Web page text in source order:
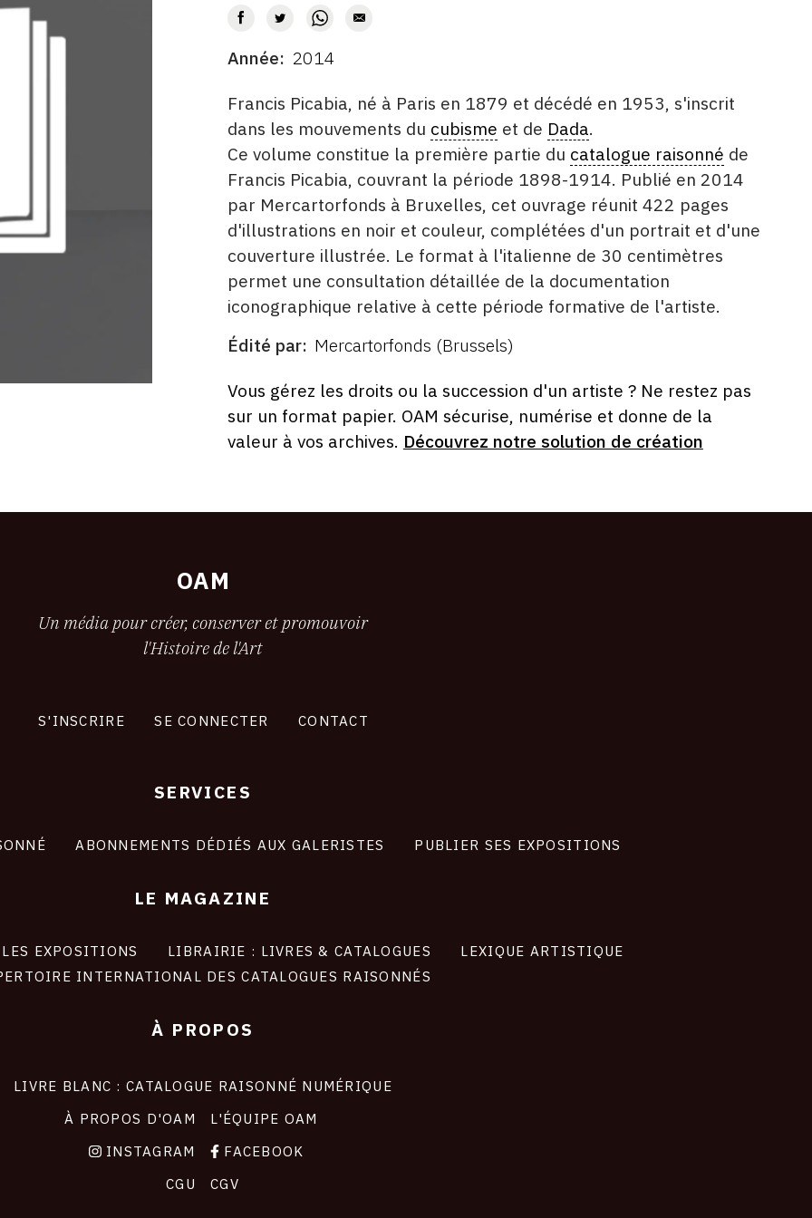
AUTEUR
DATE
Année 2014
DESCRITPTION
Francis Picabia, né à Paris en 1879 et décédé en 1953, s'inscrit
dans les mouvements du cubisme et de Dada.
Ce volume constitue la première partie du catalogue raisonné de
Francis Picabia, couvrant la période 1898-1914. Publié en 2014
par Mercartorfonds à Bruxelles, cet ouvrage réunit 422 pages
d'illustrations en noir et couleur, complétées d'un portrait et d'une
couverture illustrée. Le format à l'italienne de 30 centimètres
permet une consultation détaillée de la documentation
iconographique relative à cette période formative de l'artiste.
ÉDITÉ
Édité par Mercartorfonds (Brussels)
FORMAT
ÉTAT
Vous gérez les droits ou la succession d'un artiste ? Ne restez pas
sur un format papier. OAM sécurise, numérise et donne de la
valeur à vos archives. Découvrez notre solution de création
OAM
Un média pour créer, conserver et promouvoir
l'Histoire de l'Art
S'INSCRIRE SE CONNECTER CONTACT
SERVICES
ABONNEMENTS DÉDIÉS AUX GALERISTES PUBLIER SES EXPOSITIONS
LE MAGAZINE
LES EXPOSITIONS LIBRAIRIE : LIVRES & CATALOGUES
LEXIQUE ARTISTIQUE
INTERNATIONAL DES CATALOGUES RAISONNÉS
À PROPOS
LIVRE BLANC : CATALOGUE RAISONNÉ NUMÉRIQUE
À PROPOS D'OAM
L'ÉQUIPE OAM
INSTAGRAM
FACEBOOK
CGU
CGV